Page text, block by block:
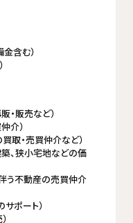
含む）
・販売など）
介）
取・売買仲介など）
、狭小宅地などの価
う不動産の売買仲介
ポート）